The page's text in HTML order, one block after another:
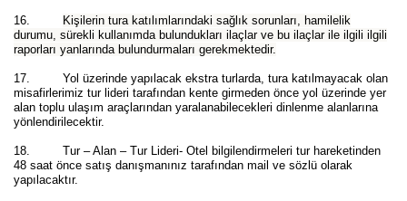
16.
Kişilerin tura katılımlarındaki sağlık sorunları, hamilelik
durumu, sürekli kullanımda bulundukları ilaçlar ve bu ilaçlar ile ilgili ilgili
raporları yanlarında bulundurmaları gerekmektedir.
17. Yol üzerinde yapılacak ekstra turlarda, tura katılmayacak olan
misafirlerimiz tur lideri tarafından kente girmeden önce yol üzerinde yer
alan toplu ulaşım araçlarından yaralanabilecekleri dinlenme alanlarına
yönlendirilecektir.
18. Tur – Alan – Tur Lideri- Otel bilgilendirmeleri tur hareketinden
48 saat önce satış danışmanınız tarafından mail ve sözlü olarak
yapılacaktır.